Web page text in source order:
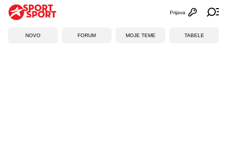
Otvori
Prijava
NOVO FORUM MOJE TEME TABELE